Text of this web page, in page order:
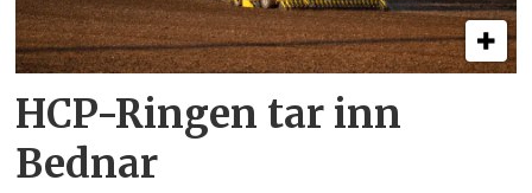
HCP-Ringen tar inn
Bednar